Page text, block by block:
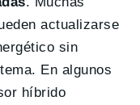
actualizarse
sin
En algunos
híbrido